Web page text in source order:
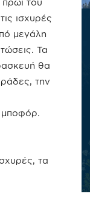
του
ισχυρές
μεγάλη
Τα
θα
την
μποφόρ.
τα